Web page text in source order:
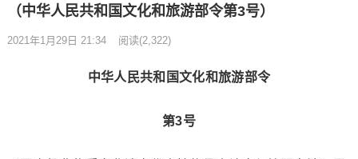
（中华人民共和国文化和旅游部令第3号）
2021年1月29日 21:34 阅读(2,322)
中华人民共和国文化和旅游部令
第3号